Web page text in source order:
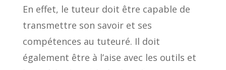
En effet, le tuteur doit être capable de
transmettre son savoir et ses
compétences au tuteuré. Il doit
également être à l’aise avec les outils et